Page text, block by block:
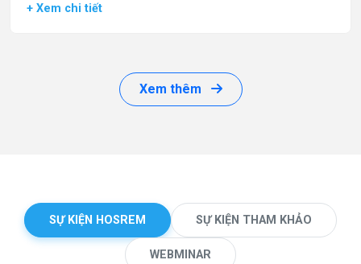
+ Xem chi tiết
Xem thêm
SỰ KIỆN HOSREM SỰ KIỆN THAM KHẢO
WEBMINAR